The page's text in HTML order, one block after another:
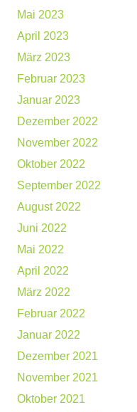
Mai 2023
April 2023
März 2023
Februar 2023
Januar 2023
Dezember 2022
November 2022
Oktober 2022
September 2022
August 2022
Juni 2022
Mai 2022
April 2022
März 2022
Februar 2022
Januar 2022
Dezember 2021
November 2021
Oktober 2021